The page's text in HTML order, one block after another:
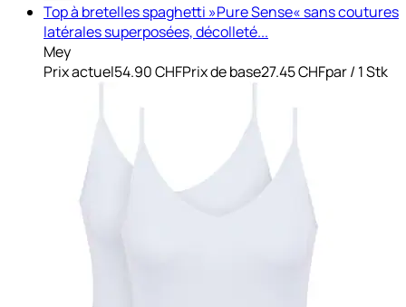
Top à bretelles spaghetti »Pure Sense« sans coutures
latérales superposées, décolleté...
Mey
Prix actuel54.90 CHFPrix de base27.45 CHFpar/ 1 Stk